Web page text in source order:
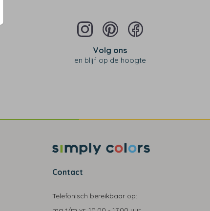
Volg ons
en blijf op de hoogte
Contact
Telefonisch bereikbaar op: